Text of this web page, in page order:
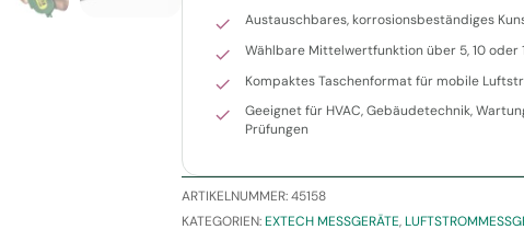
Austauschbares, korrosionsbeständiges
Wählbare Mittelwertfunktion über 5, 10 oder
Kompaktes Taschenformat für mobile
Geeignet für HVAC, Gebäudetechnik,
Prüfungen
ARTIKELNUMMER:45158
KATEGORIEN:EXTECH MESSGERÄTE,